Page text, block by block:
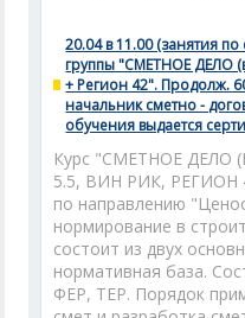
20.04 в 11.00 (занятия
группы "СМЕТНОЕ ДЕЛО
+ Регион 42". Продолж.
начальник сметно -
обучения выдается
Курс "СМЕТНОЕ ДЕЛО
5.5, ВИН РИК, РЕГИОН
по направлению
нормирование в
состоит из двух
нормативная база.
ФЕР, ТЕР. Порядок